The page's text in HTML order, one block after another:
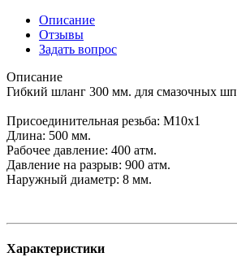
Описание
Отзывы
Задать вопрос
Описание
Гибкий шланг 300 мм. для смазочных
Присоединительная резьба: М10х1
Длина: 500 мм.
Рабочее давление: 400 атм.
Давление на разрыв: 900 атм.
Наружный диаметр: 8 мм.
Характеристики